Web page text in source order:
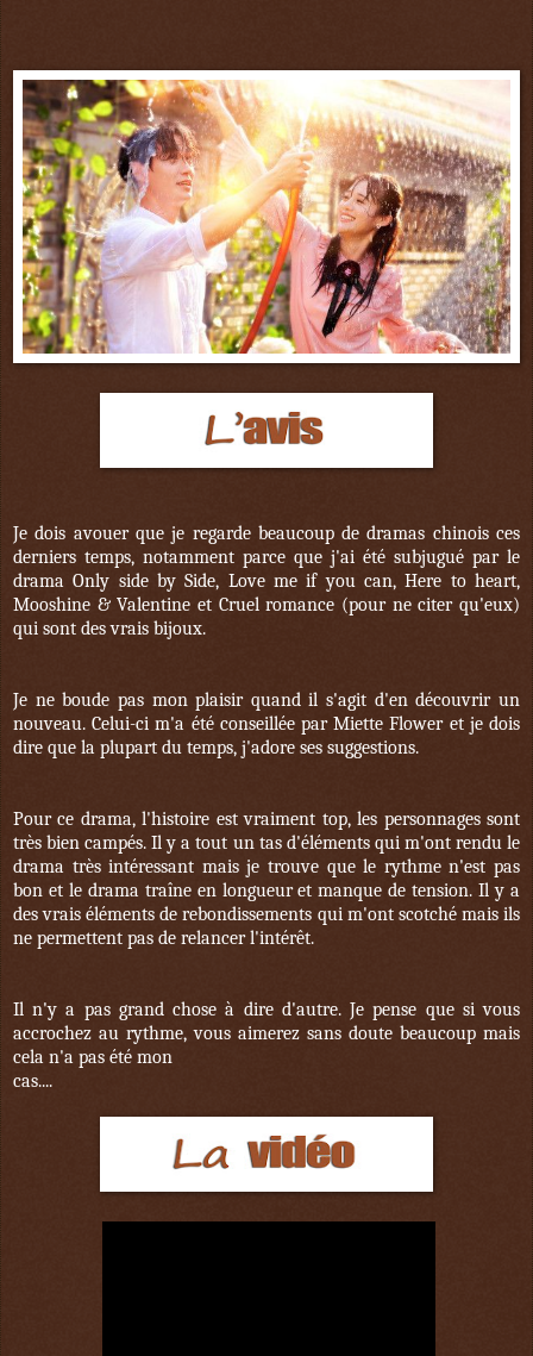
Je dois avouer que je regarde beaucoup de dramas chinois ces
derniers temps, notamment parce que j'ai été subjugué par le
drama Only side by Side, Love me if you can, Here to heart,
Mooshine & Valentine et Cruel romance (pour ne citer qu'eux)
qui sont des vrais bijoux.
Je ne boude pas mon plaisir quand il s'agit d'en découvrir un
nouveau. Celui-ci m'a été conseillée par Miette Flower et je dois
dire que la plupart du temps, j'adore ses suggestions.
Pour ce drama, l'histoire est vraiment top, les personnages sont
très bien campés. Il y a tout un tas d'éléments qui m'ont rendu le
drama très intéressant mais je trouve que le rythme n'est pas
bon et le drama traîne en longueur et manque de tension. Il y a
des vrais éléments de rebondissements qui m'ont scotché mais ils
ne permettent pas de relancer l'intérêt.
Il n'y a pas grand chose à dire d'autre. Je pense que si vous
accrochez au rythme, vous aimerez sans doute beaucoup mais
cela n'a pas été mon
cas....